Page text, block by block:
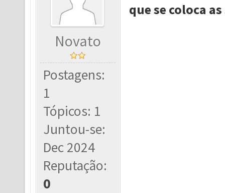
Novato
Postagens:
1
Tópicos: 1
Juntou-se:
Dec 2024
Reputação:
0
que se coloca